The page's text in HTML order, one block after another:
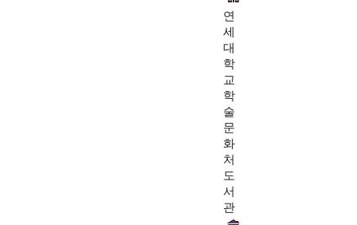
연
세
대
학
교
학
술
문
화
처
도
서
관